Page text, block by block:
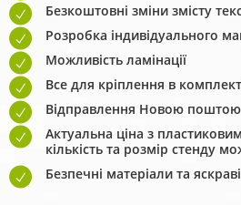
Безкоштовні зміни змісту
Розробка індивідуального
Можливість ламінації
Все для кріплення в
Відправлення Новою поштою
Актуальна ціна з
кількість та розмір стенду
Безпечні матеріали та